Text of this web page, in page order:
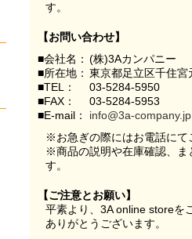
す。
【お問い合わせ】
■会社名： (株)3Aカンパニー
■所在地： 東京都足立区千住
■TEL：
03-5284-5950
■FAX：
03-5284-5953
■E-mail：
info@3a-company.jp
※お急ぎの際にはお電話にて
※商品の説明や在庫確認、ま
す。
【ご注意とお願い】
平素より、3A online storeを
ありがとうございます。